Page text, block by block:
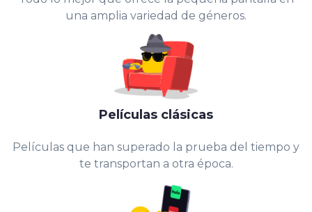
una amplia variedad de géneros.
Películas clásicas
Películas que han superado la prueba del tiempo y
te transportan a otra época.